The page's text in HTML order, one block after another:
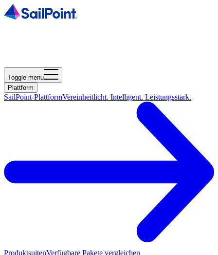
Toggle menu
Plattform
SailPoint-PlattformVereinheitlicht. Intelligent. Leistungsstark.
ProduktsuitenVerfügbare Pakete vergleichen